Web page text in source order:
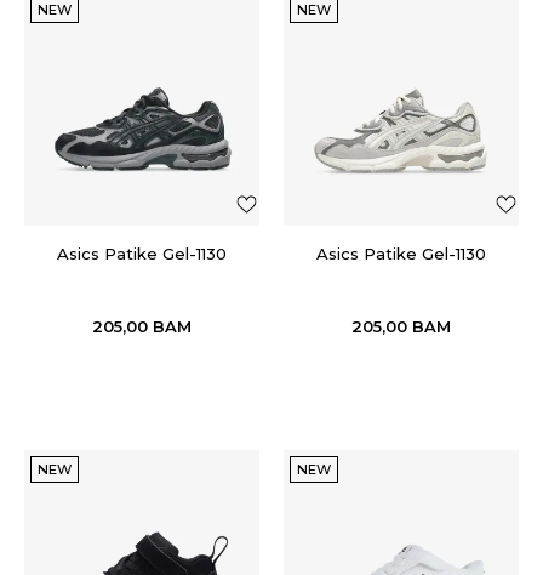
NEW
Asics Patike Gel-1130
205,00 BAM
NEW
Asics Patike Gel-1130
205,00 BAM
NEW NEW